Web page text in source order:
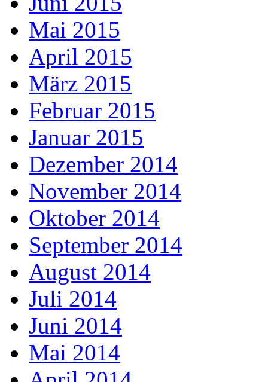
Mai 2015
April 2015
März 2015
Februar 2015
Januar 2015
Dezember 2014
November 2014
Oktober 2014
September 2014
August 2014
Juli 2014
Juni 2014
Mai 2014